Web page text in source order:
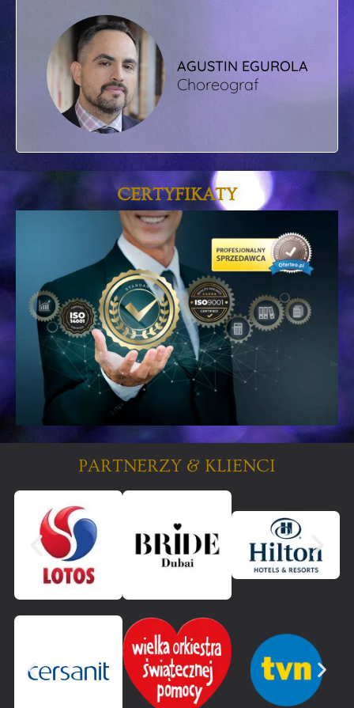
AGUSTIN EGUROLA
Choreograf
CERTYFIKATY
PARTNERZY & KLIENCI